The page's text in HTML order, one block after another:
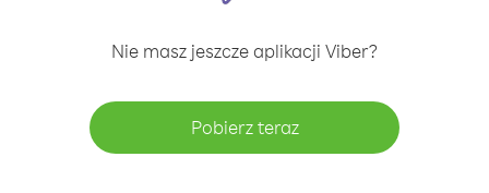
Nie masz jeszcze aplikacji Viber?
Pobierz teraz